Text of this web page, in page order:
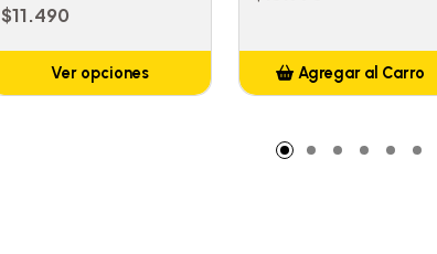
$11.490
Ver opciones Agregar al Carro